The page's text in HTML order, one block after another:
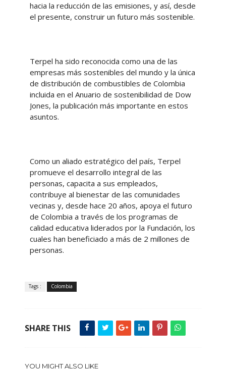
hacia la reducción de las emisiones, y así, desde
el presente, construir un futuro más sostenible.
Terpel ha sido reconocida como una de las
empresas más sostenibles del mundo y la única
de distribución de combustibles de Colombia
incluida en el Anuario de sostenibilidad de Dow
Jones, la publicación más importante en estos
asuntos.
Como un aliado estratégico del país, Terpel
promueve el desarrollo integral de las
personas, capacita a sus empleados,
contribuye al bienestar de las comunidades
vecinas y, desde hace 20 años, apoya el futuro
de Colombia a través de los programas de
calidad educativa liderados por la Fundación, los
cuales han beneficiado a más de 2 millones de
personas.
Tags : Colombia
SHARE THIS
YOU MIGHT ALSO LIKE